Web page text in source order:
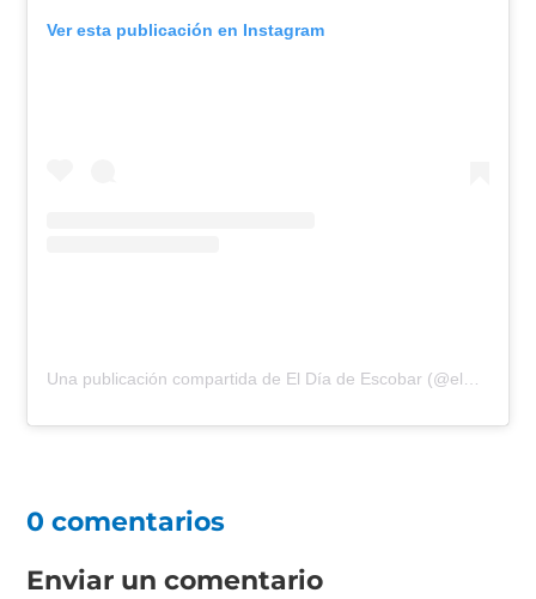
Ver esta publicación en Instagram
0 comentarios
Enviar un comentario